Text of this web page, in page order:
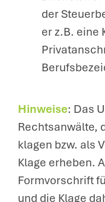
der
er z.B. eine
Hinweise: Das
Rechtsanwälte,
klagen bzw. als
Klage erheben.
Formvorschrift
und die Klage